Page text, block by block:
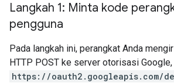
Langkah 1: Minta kode
pengguna
Pada langkah ini, perangkat Anda
HTTP POST ke server otorisasi
https://oauth2.googleapis.com/